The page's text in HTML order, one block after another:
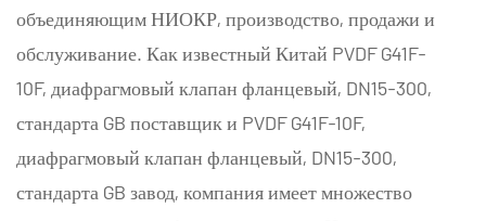
объединяющим НИОКР, производство, продажи и
обслуживание. Как известный Китай PVDF G41F-
10F, диафрагмовый клапан фланцевый, DN15-300,
стандарта GB поставщик и PVDF G41F-10F,
диафрагмовый клапан фланцевый, DN15-300,
стандарта GB завод, компания имеет множество